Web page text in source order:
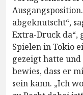
abgeknutscht“,
Extra-Druck da“,
Spielen in Tokio
gezeigt hatte und
bewies, dass er
sein kann. „Ich